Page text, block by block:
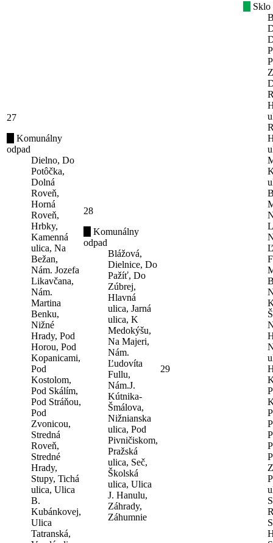
27
Komunálny
odpad
Dielno, Do
Potôčka,
Dolná
Roveň,
Horná
Roveň,
Hrbky,
Kamenná
ulica, Na
Bežan,
Nám. Jozefa
Likavčana,
Nám.
Martina
Benku,
Nižné
Hrady, Pod
Horou, Pod
Kopanicami,
Pod
Kostolom,
Pod Skálím,
Pod Stráňou,
Pod
Zvonicou,
Stredná
Roveň,
Stredné
Hrady,
Stupy, Tichá
ulica, Ulica
B.
Kubánkovej,
Ulica
Tatranská,
28
Komunálny
odpad
Blážová,
Dielnice, Do
Pažíť, Do
Zúbrej,
Hlavná
ulica, Jarná
ulica, K
Medokýšu,
Na Majeri,
Nám.
Ľudovíta
Fullu,
Nám.J.
Kútnika-
Šmálova,
Nižnianska
ulica, Pod
Pivničiskom,
Pražská
ulica, Seč,
Školská
ulica, Ulica
J. Hanulu,
Záhrady,
Záhumnie
29
Sklo